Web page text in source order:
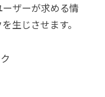
ザーが求める情
生じさせます。